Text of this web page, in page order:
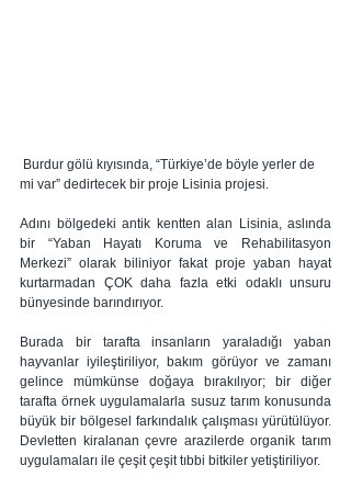
mi var” dedirtecek bir proje Lisinia projesi.
Adını bölgedeki antik kentten alan Lisinia, aslında
bir “Yaban Hayatı Koruma ve Rehabilitasyon
Merkezi” olarak biliniyor fakat proje yaban hayat
kurtarmadan ÇOK daha fazla etki odaklı unsuru
bünyesinde barındırıyor.
Burada bir tarafta insanların yaraladığı yaban
hayvanlar iyileştiriliyor, bakım görüyor ve zamanı
gelince mümkünse doğaya bırakılıyor; bir diğer
tarafta örnek uygulamalarla susuz tarım konusunda
büyük bir bölgesel farkındalık çalışması yürütülüyor.
Devletten kiralanan çevre arazilerde organik tarım
uygulamaları ile çeşit çeşit tıbbi bitkiler yetiştiriliyor.